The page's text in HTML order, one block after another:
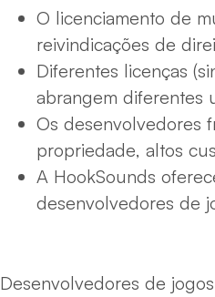
O licenciamento de
reivindicações de
Diferentes licenças
abrangem diferentes
Os desenvolvedores
propriedade, altos
A HookSounds
desenvolvedores de
Desenvolvedores de